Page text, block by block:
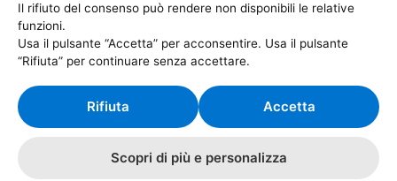
Seguici su Facebook
Dove Siamo
Lasciaci una recensione su Google!
Il rifiuto del consenso può rendere non disponibili le relative
funzioni.
Usa il pulsante “Accetta” per acconsentire. Usa il pulsante
“Rifiuta” per continuare senza accettare.
Rifiuta Accetta
Scopri di più e personalizza